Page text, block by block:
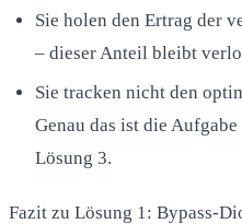
Sie holen den Ertrag der
– dieser Anteil bleibt
Sie tracken nicht den
Genau das ist die
Lösung 3.
Fazit zu Lösung 1: Bypass-